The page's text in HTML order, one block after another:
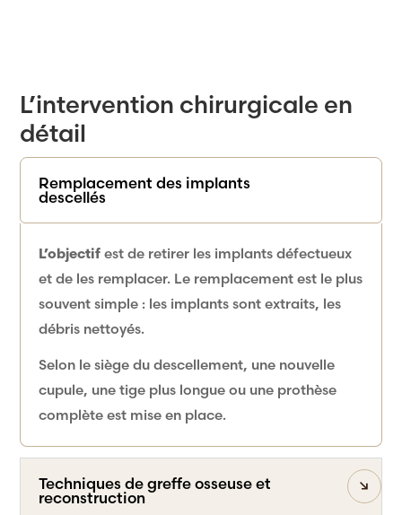
L’intervention chirurgicale en
détail
Remplacement des implants
descellés
L’objectif est de retirer les implants défectueux
et de les remplacer. Le remplacement est le plus
souvent simple : les implants sont extraits, les
débris nettoyés.
Selon le siège du descellement, une nouvelle
cupule, une tige plus longue ou une prothèse
complète est mise en place.
Techniques de greffe osseuse et
reconstruction